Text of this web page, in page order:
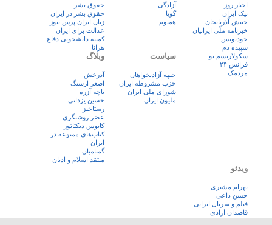
اخبار روز
پيک ايران
جنبش آذربایجان
خبرنامه ملّی ایرانیان
خودنویس
سپیده دم
سکولاریسم نو
فرانس ۲۴
مردمک
آزادگی
گویا
همبوم
حقوق بشر
حقوق بشر در ایران
زنان ايران پرس نيوز
عدالت برای ایران
کمیته دانشجویی دفاع
هرانا
سیاست
جبهه آزادیخواهان
حزب مشروطه ایران
شورای ملی ایران
ملیون ایران
وبلاگ
آذرخش
اصغر ارسنگ
باچه آزره
حسین یزدانی
رستاخیز
عضر روشنگری
کابوس دیکتاتور
کتاب‌های ممنوعه در
ایران
گمنامیان
منتقد اسلام و ادیان
ویدئو
بهرام مشیری
حسن داعی
فيلم و سريال ايرانی
قاصدان آزادی